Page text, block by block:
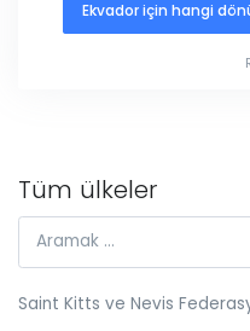
Ekvador için hangi
Tüm ülkeler
Saint Kitts ve Nevis